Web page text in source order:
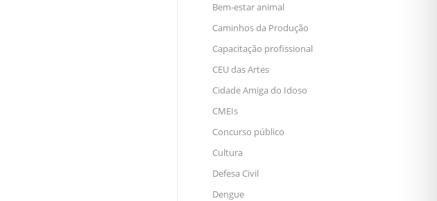
Bem-estar animal
Caminhos da Produção
Capacitação profissional
CEU das Artes
Cidade Amiga do Idoso
CMEIs
Concurso público
Cultura
Defesa Civil
Dengue